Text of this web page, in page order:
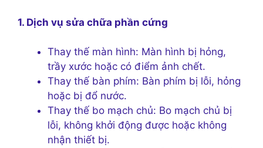
1. Dịch vụ sửa chữa phần cứng
Thay thế màn hình: Màn hình bị hỏng,
trầy xước hoặc có điểm ảnh chết.
Thay thế bàn phím: Bàn phím bị lỗi, hỏng
hoặc bị đổ nước.
Thay thế bo mạch chủ: Bo mạch chủ bị
lỗi, không khởi động được hoặc không
nhận thiết bị.